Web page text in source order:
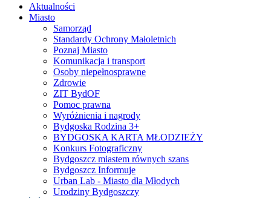
Aktualności
Miasto
Samorząd
Standardy Ochrony Małoletnich
Poznaj Miasto
Komunikacja i transport
Osoby niepełnosprawne
Zdrowie
ZIT BydOF
Pomoc prawna
Wyróżnienia i nagrody
Bydgoska Rodzina 3+
BYDGOSKA KARTA MŁODZIEŻY
Konkurs Fotograficzny
Bydgoszcz miastem równych szans
Bydgoszcz Informuje
Urban Lab - Miasto dla Młodych
Urodziny Bydgoszczy